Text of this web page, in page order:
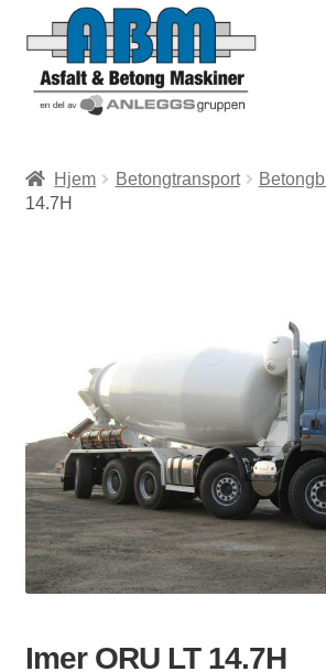
Hjem Betongtransport
14.7H
Imer ORU LT 14.7H